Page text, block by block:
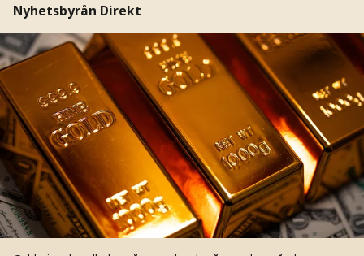
Nyhetsbyrån Direkt